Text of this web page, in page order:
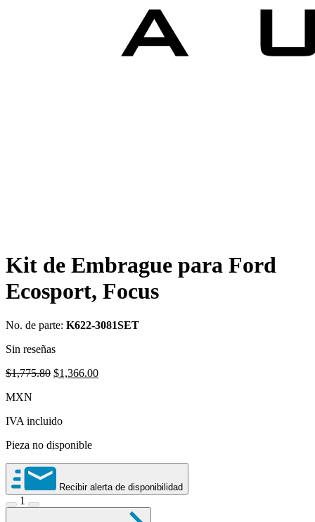
Kit de Embrague para Ford
Ecosport, Focus
No. de parte: K622-3081SET
Sin reseñas
$1,775.80 Original
$1,366.00Current
MXN
IVA incluido
Pieza no disponible
Recibir alerta de disponibilidad
1